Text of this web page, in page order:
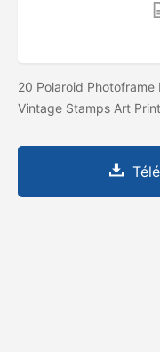
20 Polaroid Photoframe
Vintage Stamps Art